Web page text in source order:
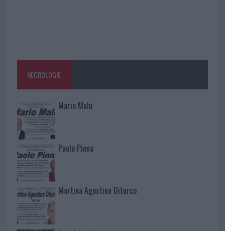
NECROLOGIE
Mario Malu
Paolo Pinna
Martina Agostina Diturco